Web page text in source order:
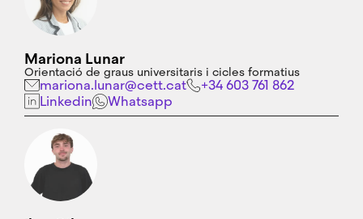
Mariona Lunar
Orientació de graus universitaris i cicles formatius
mariona.lunar@cett.cat
+34 603 761 862
Linkedin
Whatsapp